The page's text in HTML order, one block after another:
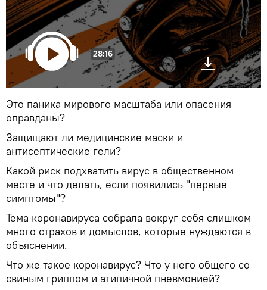
28:16
Это паника мирового масштаба или опасения
оправданы?
Защищают ли медицинские маски и
антисептические гели?
Какой риск подхватить вирус в общественном
месте и что делать, если появились "первые
симптомы"?
Тема коронавируса собрала вокруг себя слишком
много страхов и домыслов, которые нуждаются в
объяснении.
Что же такое коронавирус? Что у него общего со
свиным гриппом и атипичной пневмонией?